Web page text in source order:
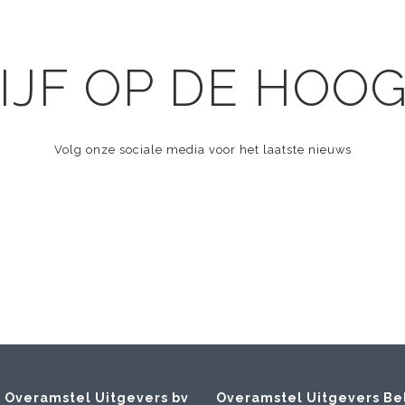
OP DE
Volg onze sociale media voor het laatste nieuws
Overamstel Uitgevers bv Overamstel Uitgevers